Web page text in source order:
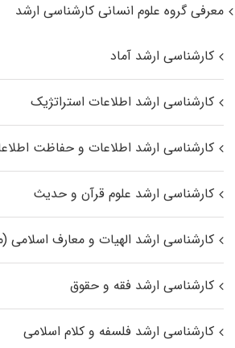
معرفی گروه علوم انسانی کارشناسی ارشد
کارشناسی ارشد آماد
کارشناسی ارشد اطلاعات استراتژیک
کارشناسی ارشد اطلاعات و حفاظت
کارشناسی ارشد علوم قرآن و حدیث
کارشناسی ارشد الهیات و معارف
کارشناسی ارشد فقه و حقوق
کارشناسی ارشد فلسفه و کلام اسلامی